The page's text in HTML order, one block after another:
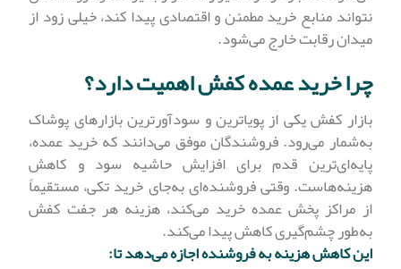
نتواند منابع خرید مطمئن و اقتصادی پیدا کند، خیلی زود از
میدان رقابت خارج می‌شود.
چرا خرید عمده کفش اهمیت دارد؟
بازار کفش یکی از پویاترین و سودآورترین بازارهای پوشاک
به‌شمار می‌رود. فروشندگان موفق می‌دانند که خرید عمده،
پایه‌ای‌ترین قدم برای افزایش حاشیه سود و کاهش
هزینه‌هاست. وقتی فروشنده‌ای به‌جای خرید تکی، مستقیماً
از مراکز پخش عمده خرید می‌کند، هزینه هر جفت کفش
به‌طور چشم‌گیری کاهش پیدا می‌کند.
این کاهش هزینه به فروشنده اجازه می‌دهد تا: